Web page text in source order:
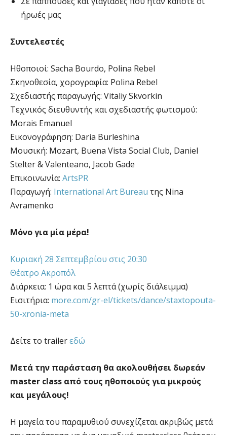
ήρωές μας
Συντελεστές
Ηθοποιοί: Sacha Bourdo, Polina Rebel
Σκηνοθεσία, χορογραφία: Polina Rebel
Σχεδιαστής παραγωγής: Vitaliy Skvorkin
Τεχνικός διευθυντής και σχεδιαστής φωτισμού:
Morais Emanuel
Εικονογράφηση: Daria Burleshina
Μουσική: Mozart, Buena Vista Social Club, Daniel
Stelter & Valenteano, Jacob Gade
Επικοινωνία: ArtsPR
Παραγωγή: International Art Bureau της Nina
Avramenko
Μόνο για μία μέρα!
Κυριακή 28 Σεπτεμβρίου στις 20:30
Θέατρο Ακροπόλ
Διάρκεια: 1 ώρα και 5 λεπτά (χωρίς διάλειμμα)
Εισιτήρια: more.com/gr-el/tickets/dance/staxtopouta-
50-xronia-meta
Δείτε το trailerεδώ
Μετά την παράσταση θα ακολουθήσει δωρεάν
master class από τους ηθοποιούς για μικρούς
και μεγάλους!
Η μαγεία του παραμυθιού συνεχίζεται ακριβώς μετά